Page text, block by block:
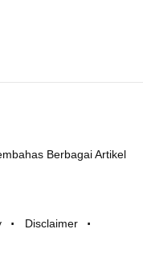
Berbagai Artikel
Disclaimer